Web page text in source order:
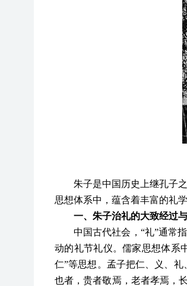
朱子是中国历史上继孔子
思想体系中，蕴含着丰富的礼学
一、朱子治礼的大致经过
中国古代社会，“礼”通常
动的礼节礼仪。儒家思想体系
仁”等思想。孟子把仁、义、
也者，贵者敬焉，老者孝焉，